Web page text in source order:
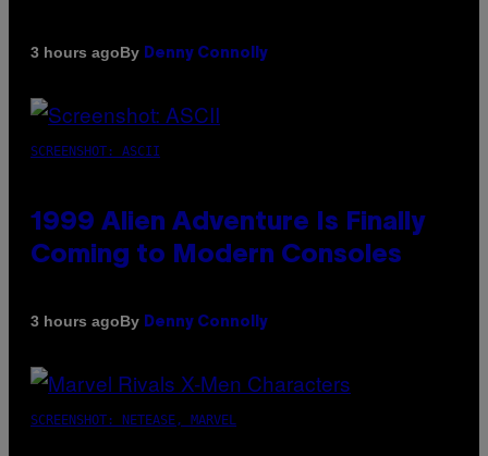
3 hours agoBy Denny Connolly
SCREENSHOT: ASCII
1999 Alien Adventure Is Finally
Coming to Modern Consoles
3 hours agoBy Denny Connolly
SCREENSHOT: NETEASE, MARVEL